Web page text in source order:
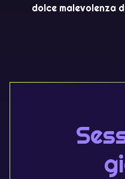
dolce malevolenza